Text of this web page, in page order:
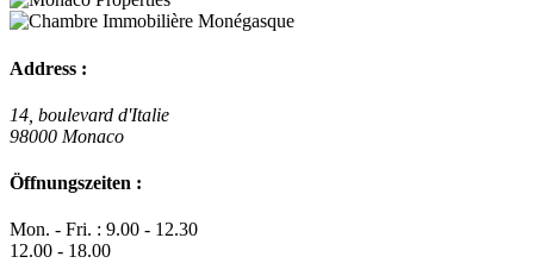
Address :
14, boulevard d'Italie
98000 Monaco
Öffnungszeiten :
Mon. - Fri. : 9.00 - 12.30
12.00 - 18.00